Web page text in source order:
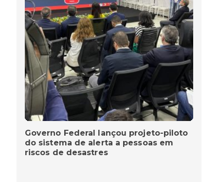
Governo Federal lançou projeto-piloto
do sistema de alerta a pessoas em
riscos de desastres